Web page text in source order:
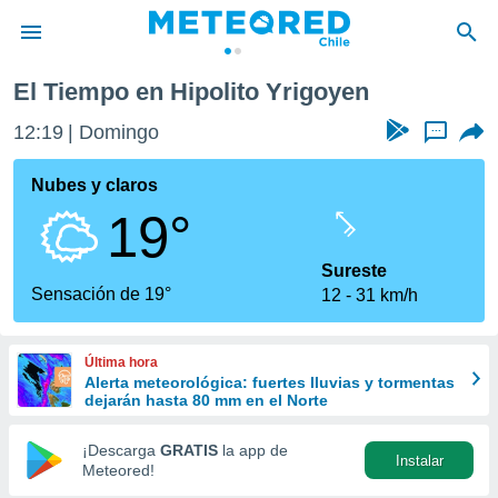
de
por
que se
calidad.
a este
las
y
forma
digital
basada
El Tiempo en Hipolito Yrigoyen
12:19 Domingo ...
Nubes y claros
19°
Sensación de 19°
Sureste
12
31 km/h
Última hora
Alerta meteorológica: fuertes lluvias y tormentas
dejarán hasta 80 mm en el Norte
¡Descarga GRATIS la app de
Meteored!
Instalar